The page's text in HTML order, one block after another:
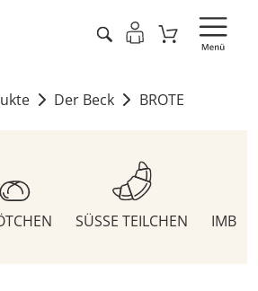
Der Beck BROTE
SÜSSE TEILCHEN